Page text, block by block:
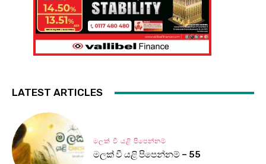
LATEST ARTICLES
මලක් වී යළි පිපෙන්නම්
මලක් වී යළි පිපෙන්නම් – 55